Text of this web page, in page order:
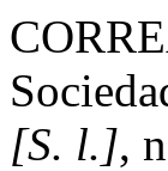
[S. l.],